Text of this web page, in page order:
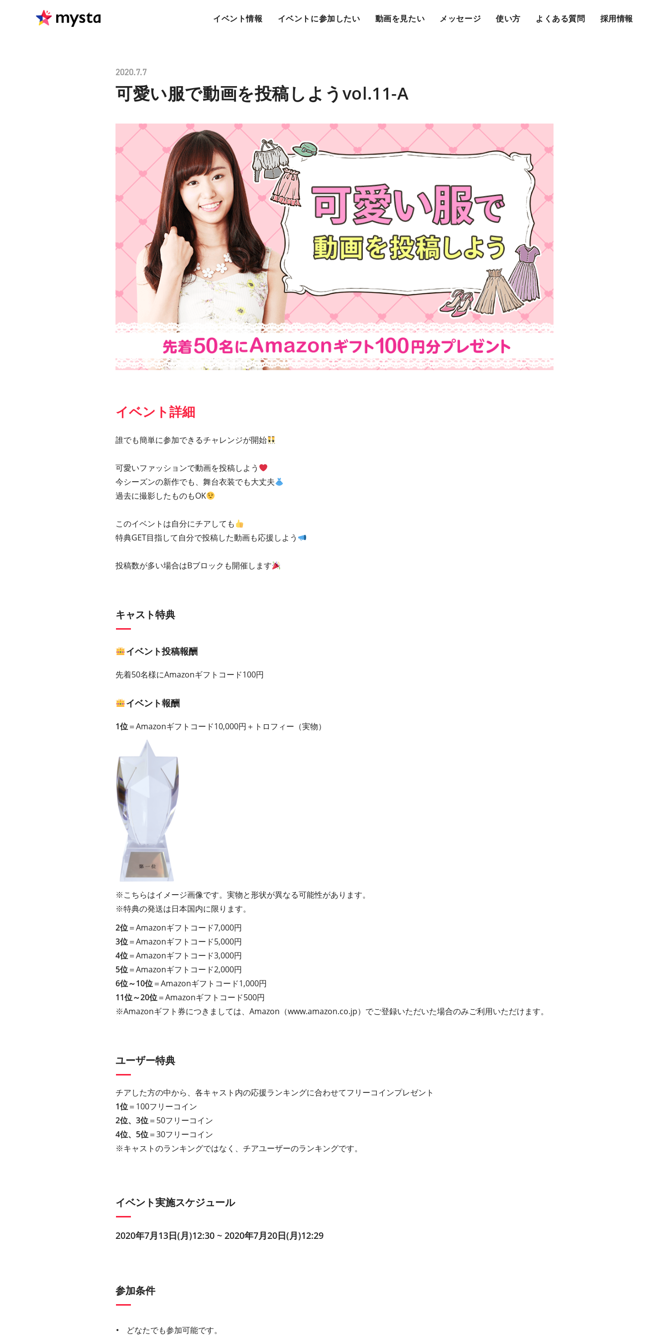
イベント情報 イベントに参加したい 動画を見たい メッセージ 使い方 よくある質問 採用情報
2020.7.7
可愛い服で動画を投稿しようvol.11-A
イベント詳細
誰でも簡単に参加できるチャレンジが開始
可愛いファッションで動画を投稿しよう
今シーズンの新作でも、舞台衣装でも大丈夫
過去に撮影したものもOK
このイベントは自分にチアしても
特典GET目指して自分で投稿した動画も応援しよう
投稿数が多い場合はBブロックも開催します
キャスト特典
イベント投稿報酬
先着50名様にAmazonギフトコード100円
イベント報酬
1位＝Amazonギフトコード10,000円＋トロフィー（実物）
※こちらはイメージ画像です。実物と形状が異なる可能性があります。
※特典の発送は日本国内に限ります。
2位＝Amazonギフトコード7,000円
3位＝Amazonギフトコード5,000円
4位＝Amazonギフトコード3,000円
5位＝Amazonギフトコード2,000円
6位～10位＝Amazonギフトコード1,000円
11位～20位＝Amazonギフトコード500円
※Amazonギフト券につきましては、Amazon（www.amazon.co.jp）でご登録いただいた場合のみご利用いただけます。
ユーザー特典
チアした方の中から、各キャスト内の応援ランキングに合わせてフリーコインプレゼント
1位＝100フリーコイン
2位、3位＝50フリーコイン
4位、5位＝30フリーコイン
※キャストのランキングではなく、チアユーザーのランキングです。
イベント実施スケジュール
2020年7月13日(月)12:30 ~ 2020年7月20日(月)12:29
参加条件
どなたでも参加可能です。